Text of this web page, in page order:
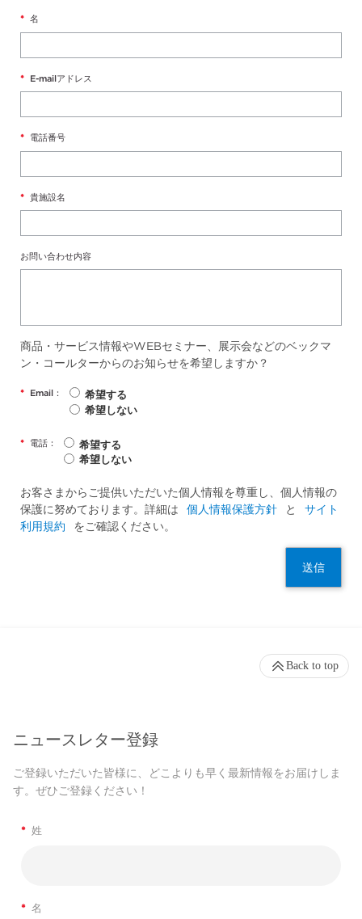
* 名
* E-mailアドレス
* 電話番号
* 貴施設名
お問い合わせ内容
商品・サービス情報やWEBセミナー、展示会などのベックマ
ン・コールターからのお知らせを希望しますか？
* Email：
希望する
希望しない
* 電話：
希望する
希望しない
お客さまからご提供いただいた個人情報を尊重し、個人情報の
保護に努めております。詳細は
個人情報保護方針 と
サイト
利用規約
をご確認ください。
送信
ニュースレター登録
ご登録いただいた皆様に、どこよりも早く最新情報をお届けしま
す。ぜひご登録ください！
* 姓
* 名
Back to top